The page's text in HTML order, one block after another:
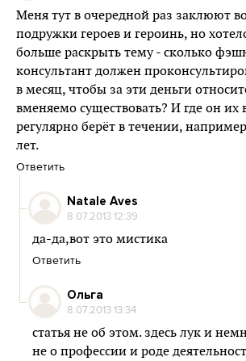
Меня тут в очередной раз заклюют
подружки героев и героинь, но
больше раскрыть тему - сколько
консультант должен
в месяц, чтобы за эти деньги
вменяемо существовать? И где он их
регулярно берёт в течении,
лет.
Ответить
Natale Aves
8.07.2013 12:39
да-да,вот это мистика
Ответить
Ольга
8.07.2013 13:34
статья не об этом. здесь лук и
не о профессии и роде